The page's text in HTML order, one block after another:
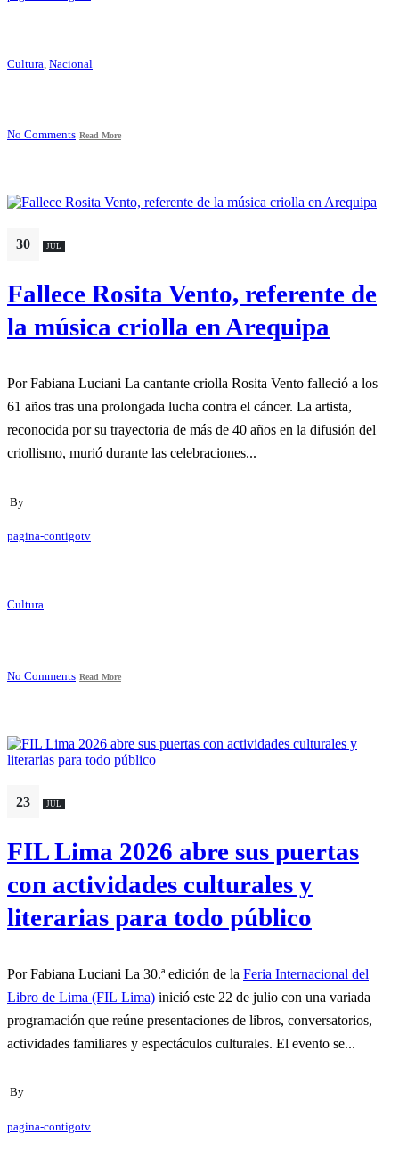
Cultura, Nacional
No Comments Read More
30 JUL
Fallece Rosita Vento, referente de
la música criolla en Arequipa
Por Fabiana Luciani La cantante criolla Rosita Vento falleció a los
61 años tras una prolongada lucha contra el cáncer. La artista,
reconocida por su trayectoria de más de 40 años en la difusión del
criollismo, murió durante las celebraciones...
By
pagina-contigotv
Cultura
No Comments Read More
23 JUL
FIL Lima 2026 abre sus puertas
con actividades culturales y
literarias para todo público
Por Fabiana Luciani La 30.ª edición de la Feria Internacional del
Libro de Lima (FIL Lima) inició este 22 de julio con una variada
programación que reúne presentaciones de libros, conversatorios,
actividades familiares y espectáculos culturales. El evento se...
By
pagina-contigotv